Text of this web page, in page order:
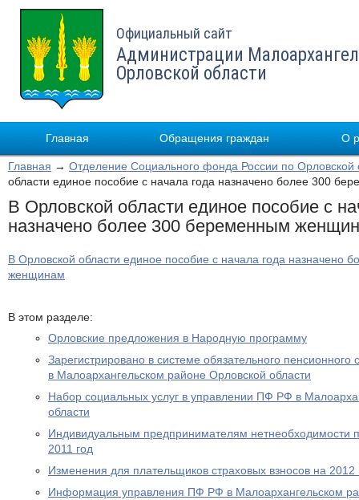
Официальный сайт
Администрации
Орловской области
Главная Обращения граждан О
Главная → Отделение Социального фонда России по Орловской
области единое пособие с начала года назначено более 300
В Орловской области единое пособие с
назначено более 300 беременным
В Орловской области единое пособие с начала года назначено
женщинам
В этом разделе:
Орловские предложения в Народную программу
Зарегистрировано в системе обязательного
в Малоархангельском районе Орловской области
Набор социальных услуг в управлении ПФ РФ в
области
Индивидуальным предпринимателям нетнеобходимости
2011 год
Изменения для плательщиков страховых взносов на 2012
Информация управления ПФ РФ в Малоархангельском